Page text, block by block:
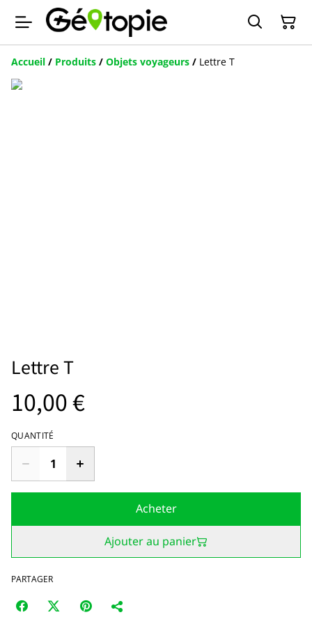
Accueil / Produits / Objets voyageurs / Lettre T
Lettre T
10,00 €
QUANTITÉ
Acheter
Ajouter au panier
PARTAGER